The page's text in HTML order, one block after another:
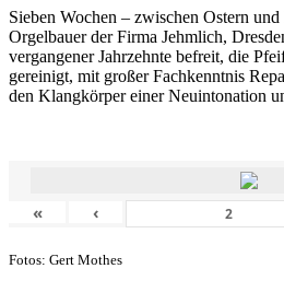
Sieben Wochen – zwischen Ostern
Orgelbauer der Firma Jehmlich,
vergangener Jahrzehnte befreit, die
gereinigt, mit großer Fachkenntnis
den Klangkörper einer Neuintonation
« ‹
Fotos: Gert Mothes